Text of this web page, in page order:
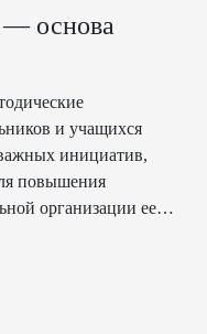
— основа
и учащихся
инициатив,
повышения
организации ее